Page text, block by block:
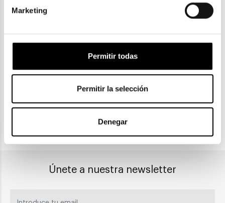
Marketing
Permitir todas
Permitir la selección
Denegar
ENVIOS Y DEVOLUCIONES
CLICK & COLLECT
PAGO SEGURO
Únete a nuestra newsletter